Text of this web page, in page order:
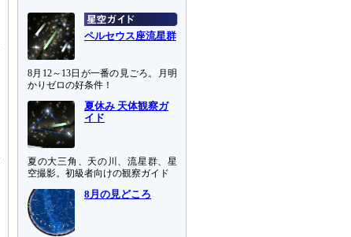
ペルセウス座流星群
8月12～13日が一番の見ごろ。月明
かりゼロの好条件！
夏休み 天体観察ガ
イド
夏の大三角、天の川、流星群、星
空撮影。初級者向けの観察ガイド
8月の見どころ